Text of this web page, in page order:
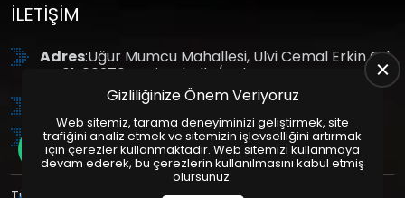
İLETIŞIM
Adres:Uğur Mumcu Mahallesi, Ulvi Cemal Erkin Cd.
No:61, 06370 Yenimahalle/Ankara
: +90 (312) 354 8888
GSM: +90 (532) 343 4085
Gizliliğinize Önem Veriyoruz
Web sitemiz, tarama deneyiminizi geliştirmek, site
trafiğini analiz etmek ve sitemizin işlevselliğini artırmak
için çerezler kullanmaktadır. Web sitemizi kullanmaya
devam ederek, bu çerezlerin kullanılmasını kabul etmiş
olursunuz.